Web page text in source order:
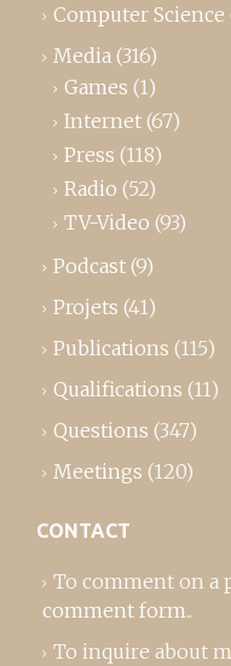
Computer Science
Media (316)
Games (1)
Internet (67)
Press (118)
Radio (52)
TV-Video (93)
Podcast (9)
Projets (41)
Publications (115)
Qualifications (11)
Questions (347)
Meetings (120)
CONTACT
To comment on a
comment form..
To inquire about